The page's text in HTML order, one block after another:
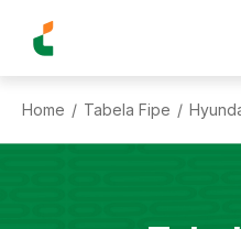
Home / Tabela Fipe /